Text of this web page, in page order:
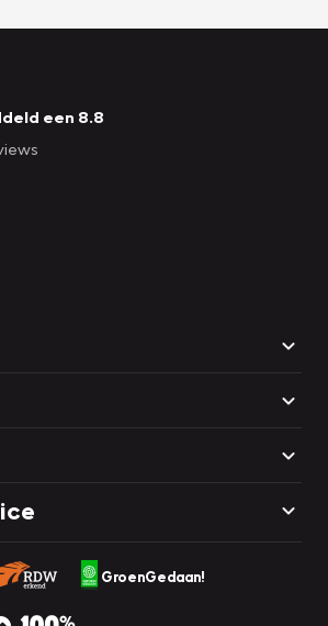
een 8.8
GroenGedaan!